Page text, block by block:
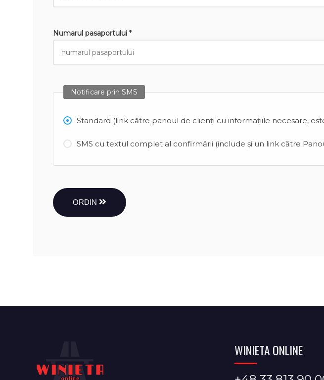
Numarul pasaportului *
Notificare prin SMS
Standard (link către panoul de clienți cu informațiile necesare,
SMS cu textul complet al confirmării (include și un link către
ORDIN
WINIETA ONLINE